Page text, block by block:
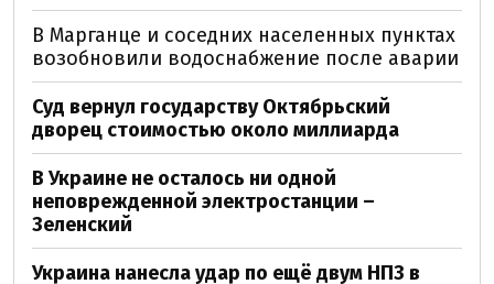
В Марганце и соседних населенных пунктах
возобновили водоснабжение после аварии
Суд вернул государству Октябрьский
дворец стоимостью около миллиарда
В Украине не осталось ни одной
неповрежденной электростанции –
Зеленский
Украина нанесла удар по ещё двум НПЗ в